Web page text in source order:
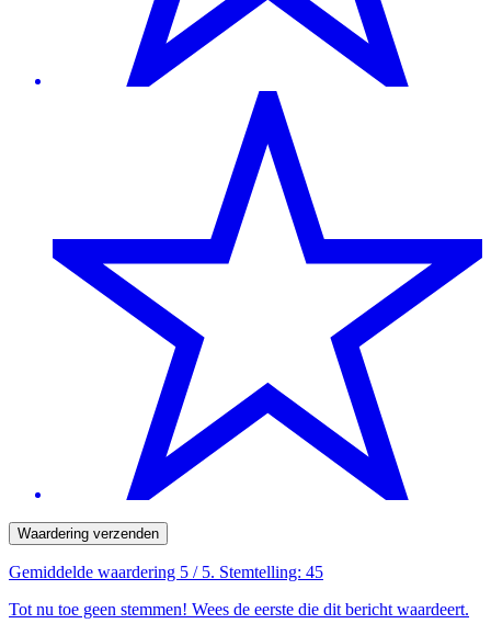
Waardering verzenden
Gemiddelde waardering 5 / 5. Stemtelling: 45
Tot nu toe geen stemmen! Wees de eerste die dit bericht waardeert.